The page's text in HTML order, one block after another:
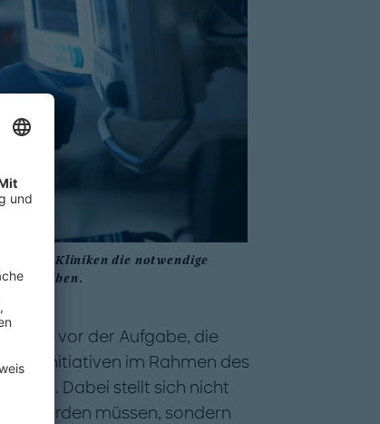
Kliniken die notwendige
nun vor der Aufgabe, die
im Rahmen des
Dabei stellt sich nicht
werden müssen, sondern